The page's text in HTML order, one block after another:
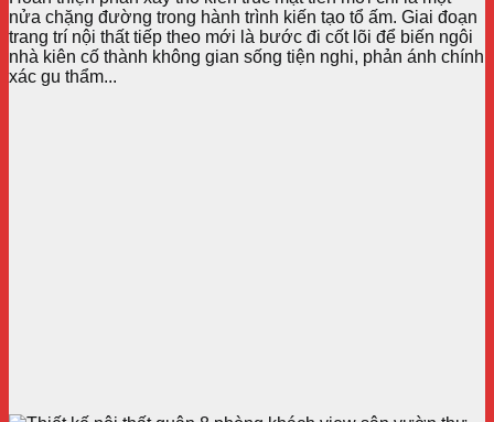
nửa chặng đường trong hành trình kiến tạo tổ ấm. Giai đoạn
trang trí nội thất tiếp theo mới là bước đi cốt lõi để biến ngôi
nhà kiên cố thành không gian sống tiện nghi, phản ánh chính
xác gu thẩm...